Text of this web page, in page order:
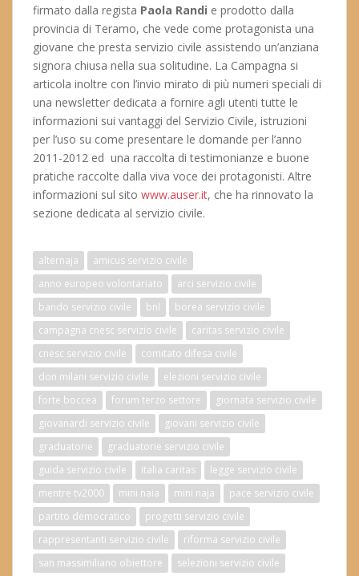
firmato dalla regista Paola Randi e prodotto dalla
provincia di Teramo, che vede come protagonista una
giovane che presta servizio civile assistendo un’anziana
signora chiusa nella sua solitudine. La Campagna si
articola inoltre con l’invio mirato di più numeri speciali di
una newsletter dedicata a fornire agli utenti tutte le
informazioni sui vantaggi del Servizio Civile, istruzioni
per l’uso su come presentare le domande per l’anno
2011-2012 ed una raccolta di testimonianze e buone
pratiche raccolte dalla viva voce dei protagonisti. Altre
informazioni sul sito www.auser.it, che ha rinnovato la
sezione dedicata al servizio civile.
alternaja
amicus servizio civile
anno europeo volontariato
arci servizio civile
bando servizio civile
bnl
borea servizio civile
campagna cnesc servizio civile
caritas servizio civile
cnesc servizio civile
comitato difesa civile
don milani servizio civile
elezioni servizio civile
forte boccea
forum terzo settore
giornata servizio civile
giovanardi servizio civile
giovani servizio civile
graduatorie
graduatorie servizio civile
guida servizio civile
italia caritas
legge servizio civile
mentre tv2000
mini naia mini naja
pace servizio civile
partito democratico
progetti servizio civile
rappresentanti servizio civile
riforma servizio civile
san massimiliano obiettore
selezioni servizio civile